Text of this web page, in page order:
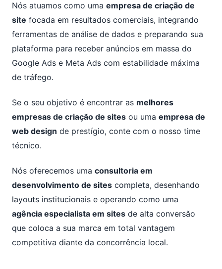
Nós atuamos como uma empresa de criação de
site focada em resultados comerciais, integrando
ferramentas de análise de dados e preparando sua
plataforma para receber anúncios em massa do
Google Ads e Meta Ads com estabilidade máxima
de tráfego.
Se o seu objetivo é encontrar as melhores
empresas de criação de sites ou uma empresa de
web design de prestígio, conte com o nosso time
técnico.
Nós oferecemos uma consultoria em
desenvolvimento de sites completa, desenhando
layouts institucionais e operando como uma
agência especialista em sites de alta conversão
que coloca a sua marca em total vantagem
competitiva diante da concorrência local.